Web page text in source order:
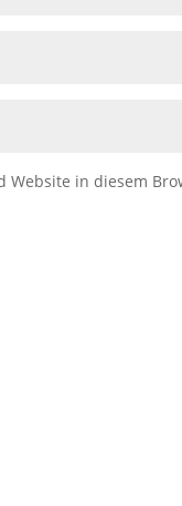
Website in diesem